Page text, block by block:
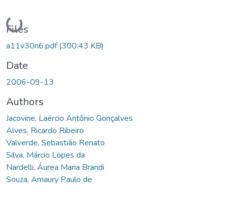
Loading...
Files
a11v30n6.pdf(300.43 KB)
Date
2006-09-13
Authors
Jacovine, Laércio Antônio Gonçalves
Alves, Ricardo Ribeiro
Valverde, Sebastião Renato
Silva, Márcio Lopes da
Nardelli, Áurea Maria Brandi
Souza, Amaury Paulo de